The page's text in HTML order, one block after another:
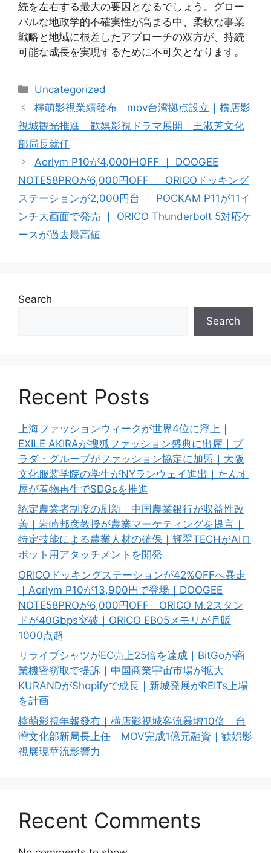
続を左右する最大の要因となるでしょう。グロー
バルな地政学的不確実性が高まる中、柔軟な事業
戦略と地域に根差したアプローチの双方が、持続
可能な成長を実現するために不可欠となります。
Categories
Uncategorized
檸萌影視業績發布｜mov台湾拠点設立｜横店影
視城観光推進｜歓娯影視ドラマ展開｜王淑芳文化
部局長就任
Aorlym P10が4,000円OFF ｜ DOOGEE
NOTE58PROが6,000円OFF ｜ ORICOドッキング
ステーションが2,000円台 ｜ POCKAM P11が11イ
ンチ大画面で発売 ｜ ORICO Thunderbolt 5対応ケ
ースが過去最高値
Search
Search
Recent Posts
上海ファッションウィークが世界4位に浮上｜
EXILE AKIRAが搜狐ファッション盛典に出席｜プ
ラダ・グループがファッション協定に加盟｜大阪
文化服装学院の学生がNYランウェイ進出｜たんす
屋が着物再生でSDGsを推進
認定農業者制度の刷新｜中国農業銀行が収益性改
善｜岩崎邦彦教授が農業マーケティングを提言｜
特定技能による農業人材の確保｜輝翠TECHがAIロ
ボット用アタッチメントを開発
ORICOドッキングステーションが42%OFFへ暴走
｜Aorlym P10が13,900円で登場｜DOOGEE
NOTE58PROが6,000円OFF｜ORICO M.2スタン
ドが40Gbps突破｜ORICO EB05メモリが月販
1000点超
リライブシャツがEC売上25倍を達成｜BitGoが商
業機密窃取で提訴｜中国商業宇宙市場が拡大｜
KURANDがShopifyで成長｜新城発展がREITs上場
を計画
檸萌影視年報發布｜橫店影視城客流暴增10倍｜台
灣文化部新局長上任｜MOV完成1億元融資｜歓娯影
視展現華流影響力
Recent Comments